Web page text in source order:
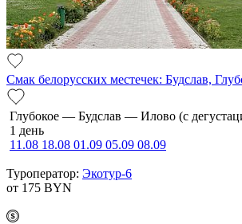
Смак белорусских местечек: Будслав,
Глубокое — Будслав — Илово (с
1 день
11.08 18.08 01.09 05.09 08.09
Туроператор: Экотур-6
от 175 BYN